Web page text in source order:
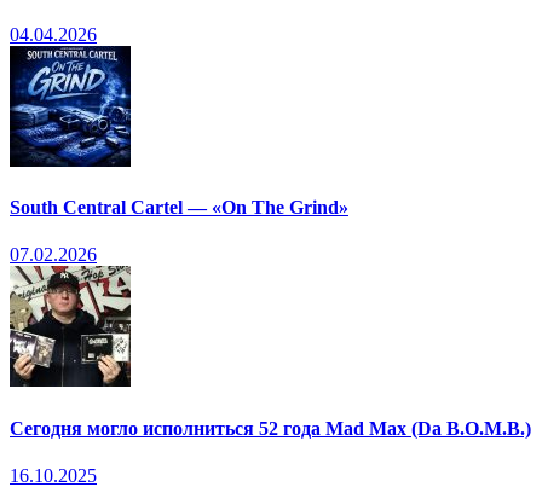
04.04.2026
South Central Cartel — «On The Grind»
07.02.2026
Сегодня могло исполниться 52 года Mad Max (Da B.O.M.B.)
16.10.2025